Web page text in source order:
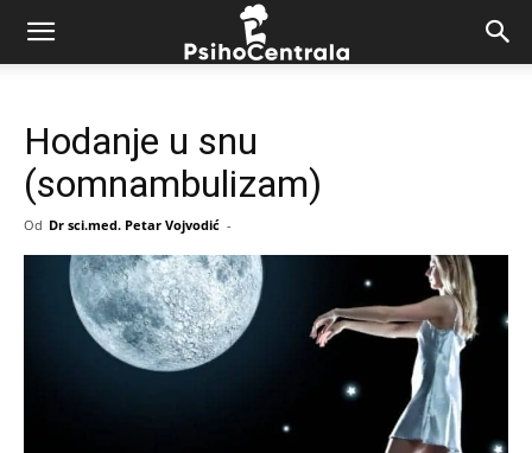
Hodanje u snu
(somnambulizam)
Od Dr sci.med. Petar Vojvodić -